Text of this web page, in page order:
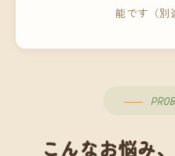
能です（別
こんなお悩み